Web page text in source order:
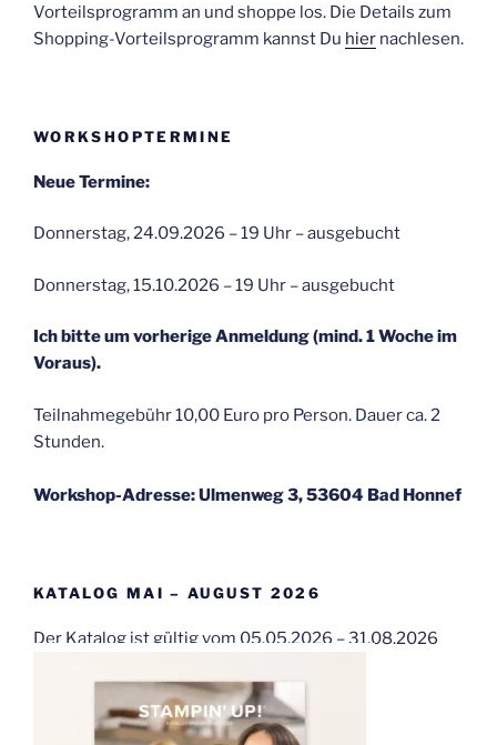
Vorteilsprogramm an und shoppe los. Die Details zum
Shopping-Vorteilsprogramm kannst Du hier nachlesen.
WORKSHOPTERMINE
Neue Termine:
Donnerstag, 24.09.2026 – 19 Uhr – ausgebucht
Donnerstag, 15.10.2026 – 19 Uhr – ausgebucht
Ich bitte um vorherige Anmeldung (mind. 1 Woche im
Voraus).
Teilnahmegebühr 10,00 Euro pro Person. Dauer ca. 2
Stunden.
Workshop-Adresse: Ulmenweg 3, 53604 Bad Honnef
KATALOG MAI – AUGUST 2026
Der Katalog ist gültig vom 05.05.2026 – 31.08.2026